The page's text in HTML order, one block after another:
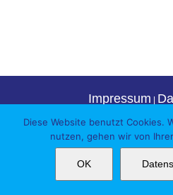
Impressum |
Facebook
Diese Website benutzt Cookies.
nutzen, gehen wir von
OK